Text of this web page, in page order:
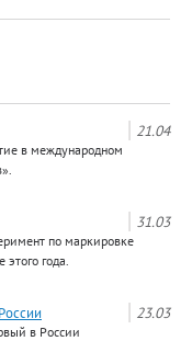
21.04
в международном
31.03
по маркировке
года.
23.03
в России